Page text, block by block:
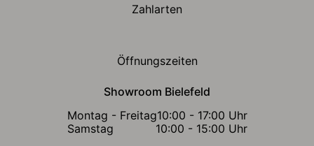
Zahlarten
Öffnungszeiten
Showroom Bielefeld
Montag - Freitag10:00 - 17:00 Uhr
Samstag
10:00 - 15:00 Uhr